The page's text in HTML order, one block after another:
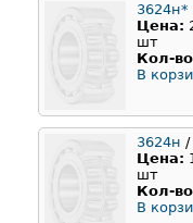
3624н*
Цена:
шт
Кол-
В
3624н /
Цена:
шт
Кол-
В